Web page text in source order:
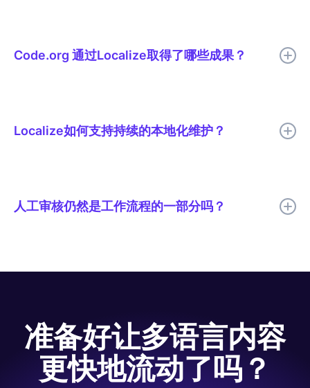
发现翻译错误的编码术语。共享的词汇表确保了“循环”和“函数”等
词语在 Code.org 支持的所有 29 种语言中保持一致。
Code.org 通过Localize取得了哪些成果？
Localize如何支持持续的本地化维护？
人工审核仍然是工作流程的一部分吗？
现。
准备好让多语言内容
更快地流动了吗？